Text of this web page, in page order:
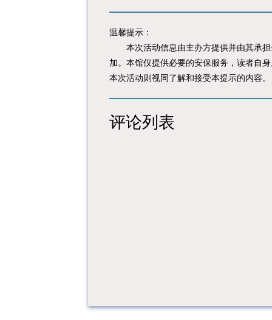
温馨提示：
本次活动信息由主办方提供并由其承担
加。本馆仅提供必要的安保服务，读者自
本次活动则视同了解和接受本提示的内容。
评论列表